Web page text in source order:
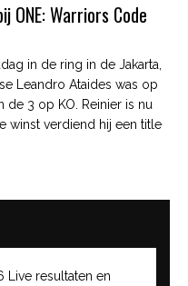
ONE: Warriors Code
in de ring in de Jakarta,
Leandro Ataides was op
de 3 op KO. Reinier is nu
winst verdiend hij een title
Live resultaten en